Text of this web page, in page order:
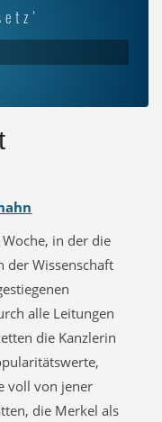
in der die
der Wissenschaft
alle Leitungen
die Kanzlerin
voll von jener
die Merkel als